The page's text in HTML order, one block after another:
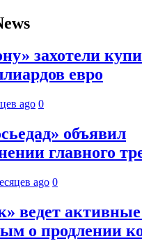
захотели
евро
ago 0
объявил
главного
ago 0
ведет
о продлении